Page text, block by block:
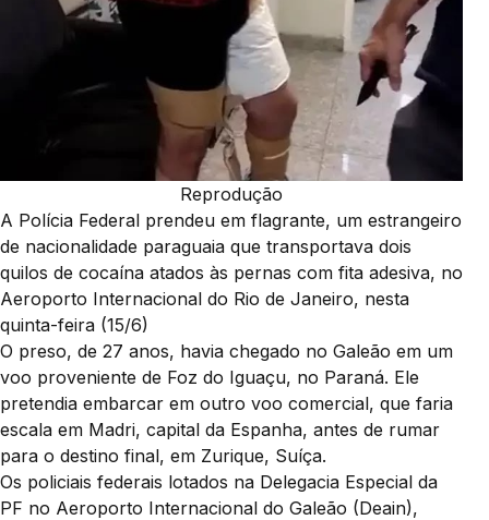
Reprodução
A Polícia Federal prendeu em flagrante, um estrangeiro
de nacionalidade paraguaia que transportava dois
quilos de cocaína atados às pernas com fita adesiva, no
Aeroporto Internacional do Rio de Janeiro, nesta
quinta-feira (15/6)
O preso, de 27 anos, havia chegado no Galeão em um
voo proveniente de Foz do Iguaçu, no Paraná. Ele
pretendia embarcar em outro voo comercial, que faria
escala em Madri, capital da Espanha, antes de rumar
para o destino final, em Zurique, Suíça.
Os policiais federais lotados na Delegacia Especial da
PF no Aeroporto Internacional do Galeão (Deain),